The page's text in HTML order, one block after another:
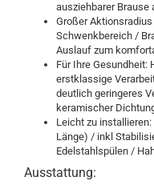
ausziehbarer
Großer
Schwenkbereich /
Auslauf zum
Für Ihre Gesundheit:
erstklassige
deutlich geringeres
keramischer
Leicht zu
Länge) / inkl
Edelstahlspülen /
Ausstattung: